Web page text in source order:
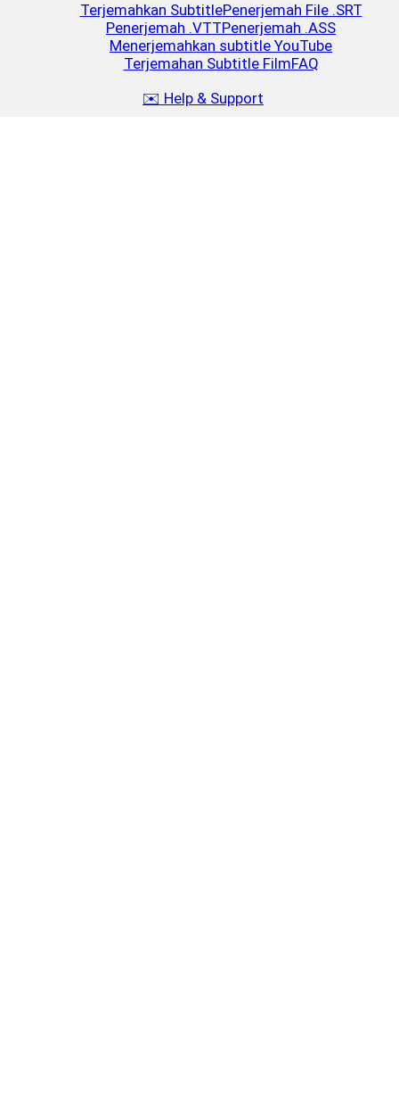
Terjemahkan SubtitlePenerjemah File .SRT
Penerjemah .VTTPenerjemah .ASS
Menerjemahkan subtitle YouTube
Terjemahan Subtitle FilmFAQ
✉️ Help & Support